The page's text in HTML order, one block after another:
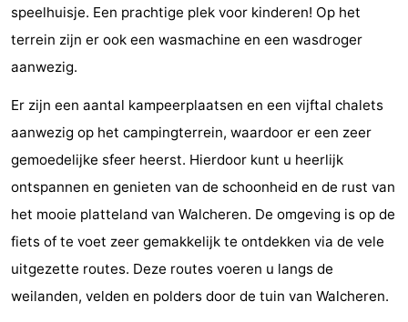
Binnenspeeltuinen
-
Bowlen
Wellness
&
Steden
Natuur
Rondleidingen
Sporten
speelhuisje. Een prachtige plek voor kinderen! Op het
terrein zijn er ook een wasmachine en een wasdroger
aanwezig.
Er zijn een aantal kampeerplaatsen en een vijftal chalets
aanwezig op het campingterrein, waardoor er een zeer
gemoedelijke sfeer heerst. Hierdoor kunt u heerlijk
ontspannen en genieten van de schoonheid en de rust van
het mooie platteland van Walcheren. De omgeving is op de
fiets of te voet zeer gemakkelijk te ontdekken via de vele
uitgezette routes. Deze routes voeren u langs de
weilanden, velden en polders door de tuin van Walcheren.